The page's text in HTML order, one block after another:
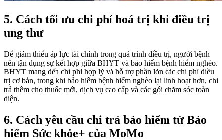
5. Cách tối ưu chi phí hoá trị khi điều trị
ung thư
Để giảm thiểu áp lực tài chính trong quá trình điều trị, người bệnh
nên tận dụng sự kết hợp giữa BHYT và bảo hiểm bệnh hiểm nghèo.
BHYT mang đến chi phí hợp lý và hỗ trợ phần lớn các chi phí điều
trị cơ bản, trong khi bảo hiểm bệnh hiểm nghèo lại linh hoạt hơn, chi
trả thêm cho thuốc mới, dịch vụ cao cấp và các gói chăm sóc toàn
diện.
6. Cách yêu cầu chi trả bảo hiểm từ Bảo
hiểm Sức khỏe+ của MoMo